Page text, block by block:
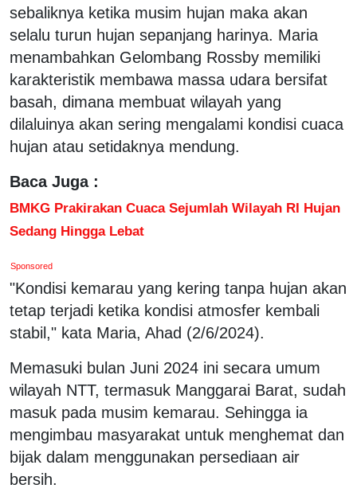
sebaliknya ketika musim hujan maka akan
selalu turun hujan sepanjang harinya. Maria
menambahkan Gelombang Rossby memiliki
karakteristik membawa massa udara bersifat
basah, dimana membuat wilayah yang
dilaluinya akan sering mengalami kondisi cuaca
hujan atau setidaknya mendung.
Baca Juga :
BMKG Prakirakan Cuaca Sejumlah Wilayah RI Hujan
Sedang Hingga Lebat
Sponsored
"Kondisi kemarau yang kering tanpa hujan akan
tetap terjadi ketika kondisi atmosfer kembali
stabil," kata Maria, Ahad (2/6/2024).
Memasuki bulan Juni 2024 ini secara umum
wilayah NTT, termasuk Manggarai Barat, sudah
masuk pada musim kemarau. Sehingga ia
mengimbau masyarakat untuk menghemat dan
bijak dalam menggunakan persediaan air
bersih.